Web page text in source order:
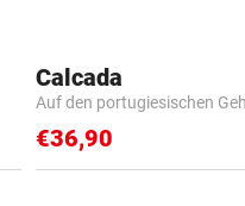
Calcada
Auf den portugiesischen
€36,90